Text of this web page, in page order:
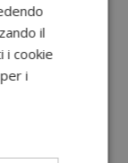
il
i cookie
i